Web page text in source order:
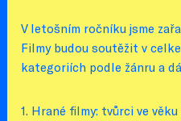
V letošním ročníku jsme
Filmy budou soutěžit v
kategoriích podle žánru a
1. Hrané filmy: tvůrci ve